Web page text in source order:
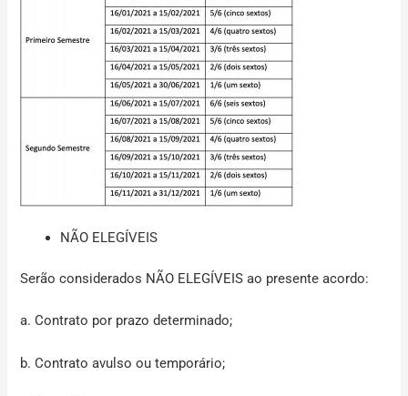
NÃO ELEGÍVEIS
Serão considerados NÃO ELEGÍVEIS ao presente acordo:
a. Contrato por prazo determinado;
b. Contrato avulso ou temporário;